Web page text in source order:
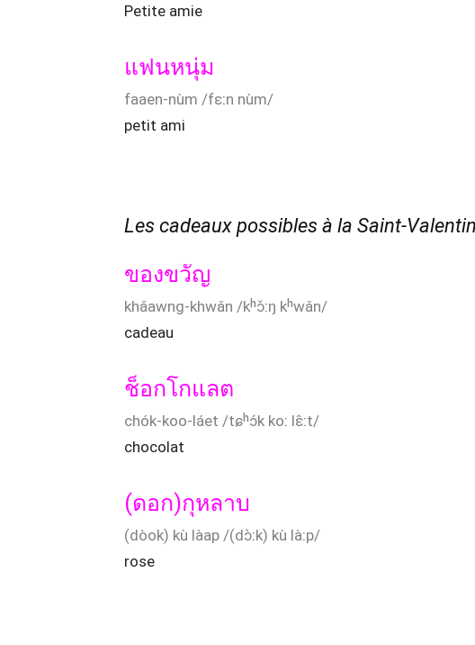
Petite amie
แฟนหนุ่ม
faaen-nùm /fɛːn nùm/
petit ami
Les cadeaux possibles à la Saint-Valentin
ของขวัญ
khǎawng-khwǎn /kʰɔ̌ːŋ kʰwǎn/
cadeau
ช็อกโกแลต
chók-koo-láet /tɕʰɔ́k koː lɛ̂ːt/
chocolat
(ดอก)กุหลาบ
(dòok) kù làap /(dɔ̀ːk) kù làːp/
rose